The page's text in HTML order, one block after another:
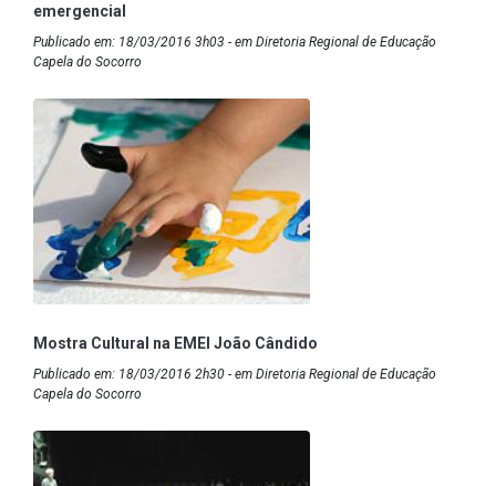
emergencial
Publicado em: 18/03/2016 3h03 - em Diretoria Regional de Educação
Capela do Socorro
Mostra Cultural na EMEI João Cândido
Publicado em: 18/03/2016 2h30 - em Diretoria Regional de Educação
Capela do Socorro